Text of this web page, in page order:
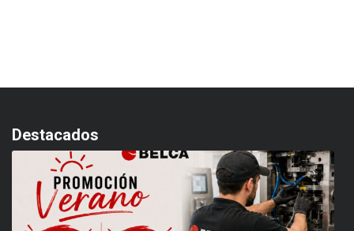
Destacados